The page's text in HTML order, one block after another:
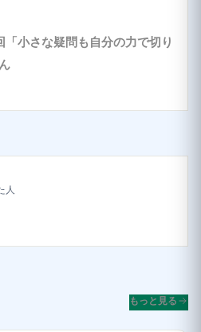
「小さな疑問も自分の力で切り
人
もっと見る